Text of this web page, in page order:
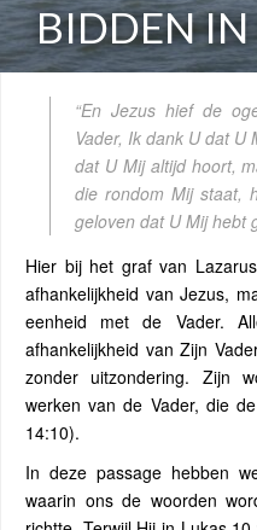
BIDDEN IN
“En Jezus hief de
Vader, Ik dank U dat U
dat U Mij altijd hoort,
die rondom Mij staat,
geloven dat U Mij hebt
Hier bij het graf van
afhankelijkheid van Jezus,
eenheid met de Vader.
afhankelijkheid van Zijn
zonder uitzondering. Zijn
werken van de Vader, die
14:10).
In deze passage hebben
waarin ons de woorden